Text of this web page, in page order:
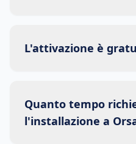
L'attivazione è
Quanto tempo
l'installazione a